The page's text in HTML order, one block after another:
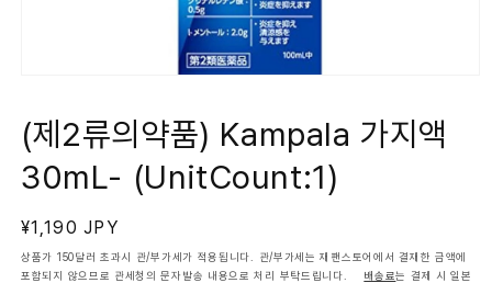
서
미
디
어
열
(제2류의약품) Kampala 가지액
30mL- (UnitCount:1)
정
가
¥1,190 JPY
상품가 150달러 초과시 관/부가세가 적용됩니다. 관/부가세는 재팬스토어에서 결재한 금액에
포함되지 않으므로 관세청의 문자발송 내용으로 처리 부탁드립니다. 배송료는 결제 시 일본